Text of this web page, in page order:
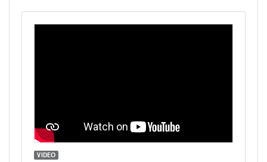
VIDEO